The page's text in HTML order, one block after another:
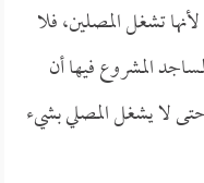
تشغل المصلين، فلا
المشروع فيها أن
لا يشغل المصلي بشيء